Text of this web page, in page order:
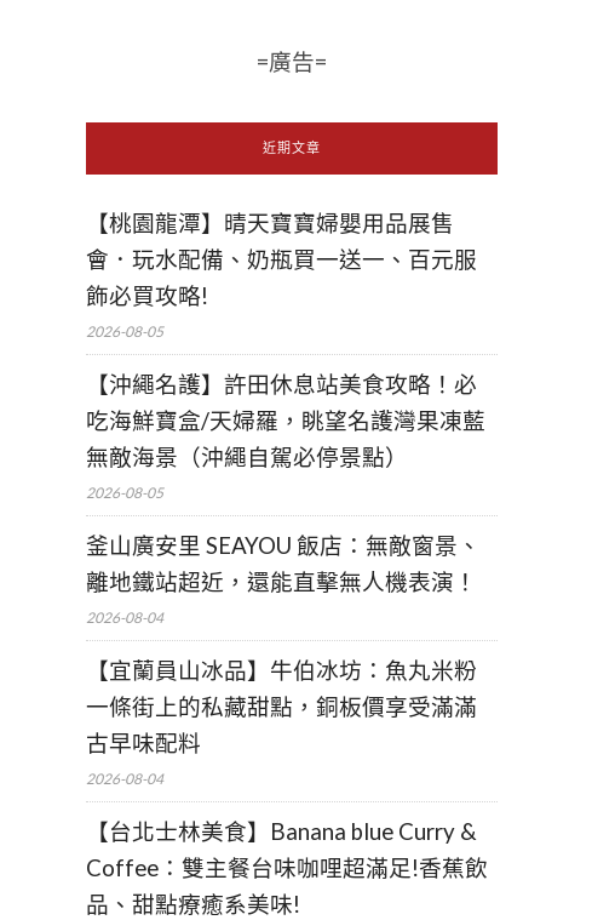
=廣告=
近期文章
【桃園龍潭】晴天寶寶婦嬰用品展售
會．玩水配備、奶瓶買一送一、百元服
飾必買攻略!
2026-08-05
【沖繩名護】許田休息站美食攻略！必
吃海鮮寶盒/天婦羅，眺望名護灣果凍藍
無敵海景（沖繩自駕必停景點）
2026-08-05
釜山廣安里 SEAYOU 飯店：無敵窗景、
離地鐵站超近，還能直擊無人機表演！
2026-08-04
【宜蘭員山冰品】牛伯冰坊：魚丸米粉
一條街上的私藏甜點，銅板價享受滿滿
古早味配料
2026-08-04
【台北士林美食】Banana blue Curry &
Coffee：雙主餐台味咖哩超滿足!香蕉飲
品、甜點療癒系美味!